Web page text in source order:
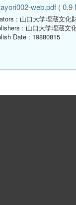
web.pdf ( 0.9
: 山口大学埋蔵文化
: 山口大学埋蔵文
Date : 19880815